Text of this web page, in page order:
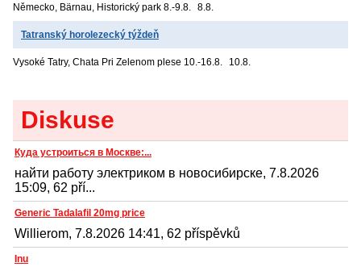
Německo, Bärnau, Historický park 8.-9.8. 8.8.
Tatranský horolezecký týždeň
Vysoké Tatry, Chata Pri Zelenom plese 10.-16.8. 10.8.
Diskuse
Куда устроиться в Москве:...
найти работу электриком в новосибирске, 7.8.2026
15:09, 62 pří...
Generic Tadalafil 20mg price
Willierom, 7.8.2026 14:41, 62 příspěvků
Inu